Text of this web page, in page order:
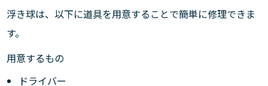
浮き球は、以下に道具を用意することで簡単に修理できま
す。
用意するもの
ドライバー